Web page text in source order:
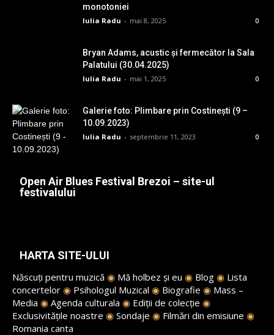
monotoniei
Iulia Radu - mai 8, 2025 0
Bryan Adams, acustic și fermecător la Sala
Palatului (30.04.2025)
Iulia Radu - mai 1, 2025 0
Galerie foto: Plimbare prin Costinești (9 –
10.09.2023)
Iulia Radu - septembrie 11, 2023 0
Open Air Blues Festival Brezoi – site-ul
festivalului
HARTA SITE-ULUI
Născuți pentru muzică ◉ Mă holbez și eu ◉ Blog ◉ Lista
concertelor ◉ Psihologul Muzical ◉ Biografie ◉ Mass –
Media ◉ Agenda culturala ◉ Ediții de colecție ◉
Exclusivitățile noastre ◉ Sondaje ◉ Filmări din emisiune ◉
Romania canta